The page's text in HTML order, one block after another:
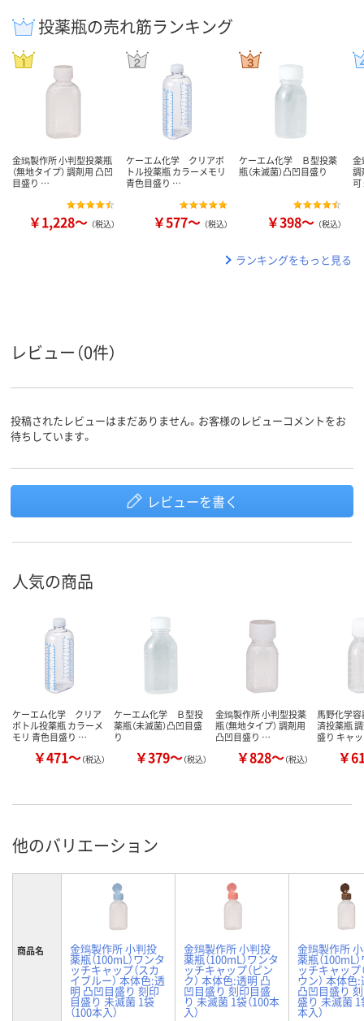
投薬瓶の売れ筋ランキング
金鵄製作所 小判型投薬瓶
（無地タイプ） 調剤用 凸凹
目盛り …
￥1,228～ （税込）
ケーエム化学 クリアボ
トル投薬瓶 カラーメモリ
青色目盛り …
￥577～ （税込）
ケーエム化学 Ｂ型投薬
瓶（未滅菌）凸凹目盛り
￥398～ （税込）
調
可
ランキングをもっと見る
レビュー（0件）
投稿されたレビューはまだありません。お客様のレビューコメントをお
待ちしています。
レビューを書く
人気の商品
ケーエム化学 クリア
ボトル投薬瓶 カラーメ
モリ 青色目盛り …
￥471～（税込）
ケーエム化学 Ｂ型投
薬瓶（未滅菌）凸凹目盛
り
￥379～（税込）
金鵄製作所 小判型投薬
瓶（無地タイプ） 調剤用
凸凹目盛り …
￥828～（税込）
馬野化学
済投薬瓶
盛り キャ
￥
他のバリエーション
商品名 金鵄製作所 小判投
薬瓶（100mL）ワンタ
ッチキャップ（スカ
イブルー） 本体色:透
明 凸凹目盛り 刻印
目盛り 未滅菌 1袋
（100本入）
金鵄製作所 小判投
薬瓶（100mL）ワンタ
ッチキャップ（ピン
ク） 本体色:透明 凸
凹目盛り 刻印目盛
り 未滅菌 1袋（100本
入）
金鵄製作所
薬瓶（100mL
ッチキャップ
ウン） 本体色
凸凹目盛り
盛り 未滅菌 1
本入）